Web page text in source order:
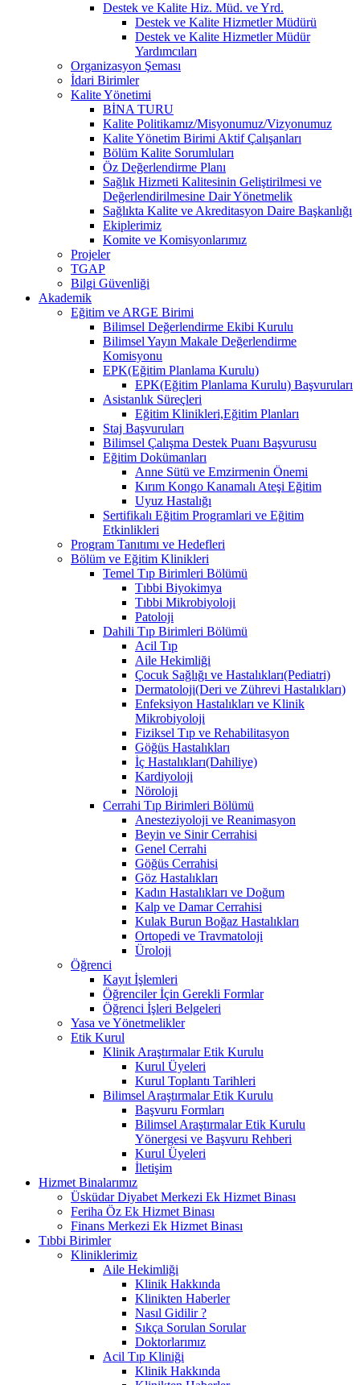
Destek ve Kalite Hiz. Müd. ve Yrd.
Destek ve Kalite Hizmetler Müdürü
Destek ve Kalite Hizmetler Müdür
Yardımcıları
Organizasyon Şeması
İdari Birimler
Kalite Yönetimi
BİNA TURU
Kalite Politikamız/Misyonumuz/Vizyonumuz
Kalite Yönetim Birimi Aktif Çalışanları
Bölüm Kalite Sorumluları
Öz Değerlendirme Planı
Sağlık Hizmeti Kalitesinin Geliştirilmesi ve
Değerlendirilmesine Dair Yönetmelik
Sağlıkta Kalite ve Akreditasyon Daire Başkanlığı
Ekiplerimiz
Komite ve Komisyonlarımız
Projeler
TGAP
Bilgi Güvenliği
Akademik
Eğitim ve ARGE Birimi
Bilimsel Değerlendirme Ekibi Kurulu
Bilimsel Yayın Makale Değerlendirme
Komisyonu
EPK(Eğitim Planlama Kurulu)
EPK(Eğitim Planlama Kurulu) Başvuruları
Asistanlık Süreçleri
Eğitim Klinikleri,Eğitim Planları
Staj Başvuruları
Bilimsel Çalışma Destek Puanı Başvurusu
Eğitim Dokümanları
​Anne Sütü ve Emzirmenin Önemi
Kırım Kongo Kanamalı Ateşi Eğitim
Uyuz Hastalığı
Sertifikalı Eğitim Programlari ve Eğitim
Etkinlikleri
Program Tanıtımı ve Hedefleri
Bölüm ve Eğitim Klinikleri
Temel Tıp Birimleri Bölümü
Tıbbi Biyokimya
Tıbbi Mikrobiyoloji
Patoloji
Dahili Tıp Birimleri Bölümü
Acil Tıp
Aile Hekimliği
Çocuk Sağlığı ve Hastalıkları(Pediatri)
Dermatoloji(Deri ve Zührevi Hastalıkları)
Enfeksiyon Hastalıkları ve Klinik
Mikrobiyoloji
Fiziksel Tıp ve Rehabilitasyon
Göğüs Hastalıkları
İç Hastalıkları(Dahiliye)
Kardiyoloji
Nöroloji
Cerrahi Tıp Birimleri Bölümü
Anesteziyoloji ve Reanimasyon
Beyin ve Sinir Cerrahisi
Genel Cerrahi
Göğüs Cerrahisi
Göz Hastalıkları
Kadın Hastalıkları ve Doğum
Kalp ve Damar Cerrahisi
Kulak Burun Boğaz Hastalıkları
Ortopedi ve Travmatoloji
Üroloji
Öğrenci
Kayıt İşlemleri
Öğrenciler İçin Gerekli Formlar
Öğrenci İşleri Belgeleri
Yasa ve Yönetmelikler
Etik Kurul
Klinik Araştırmalar Etik Kurulu
Kurul Üyeleri
Kurul Toplantı Tarihleri
Bilimsel Araştırmalar Etik Kurulu
Başvuru Formları
Bilimsel Araştırmalar Etik Kurulu
Yönergesi ve Başvuru Rehberi
Kurul Üyeleri
İletişim
Hizmet Binalarımız
Üsküdar Diyabet Merkezi Ek Hizmet Binası
Feriha Öz Ek Hizmet Binası
Finans Merkezi Ek Hizmet Binası
Tıbbi Birimler
Kliniklerimiz
Aile Hekimliği
Klinik Hakkında
Klinikten Haberler
Nasıl Gidilir ?
Sıkça Sorulan Sorular
Doktorlarımız
Acil Tıp Kliniği
Klinik Hakkında